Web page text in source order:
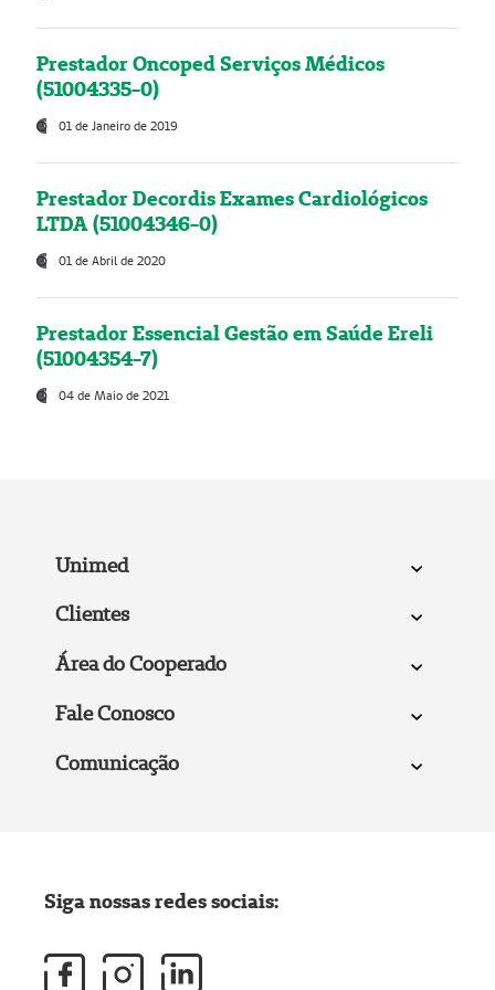
Prestador Oncoped Serviços Médicos
(51004335-0)
01 de Janeiro de 2019
Prestador Decordis Exames Cardiológicos
LTDA (51004346-0)
01 de Abril de 2020
Prestador Essencial Gestão em Saúde Ereli
(51004354-7)
04 de Maio de 2021
Unimed
Clientes
Área do Cooperado
Fale Conosco
Comunicação
Siga nossas redes sociais: